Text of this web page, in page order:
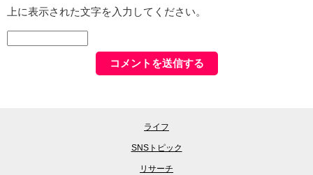
上に表示された文字を入力してください。
ライフ
SNSトピック
リサーチ